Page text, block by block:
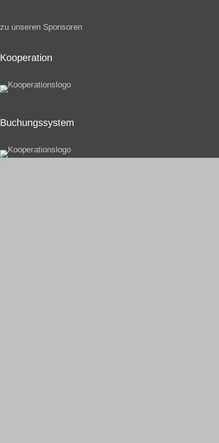
zu unseren Sponsoren
Kooperation
Buchungssystem